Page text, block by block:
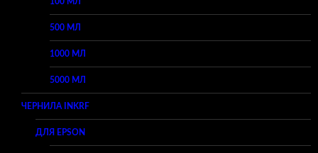
500 МЛ
1000 МЛ
5000 МЛ
ЧЕРНИЛА INKRF
ДЛЯ EPSON